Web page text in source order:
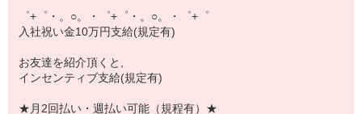
▼人気案件も多数♪
短期・期間限定・オープニング・官公庁案件
上場/優良/大手企業など
【スマホ面接実施中】
￣￣￣￣￣￣￣￣￣
自宅に居ながらスマホでカンタン面接OK！
゜+゜・。○。・゜+゜・。○。・゜+゜
入社祝い金10万円支給(規定有)
お友達を紹介頂くと,
インセンティブ支給(規定有)
★月2回払い・週払い可能（規程有）★